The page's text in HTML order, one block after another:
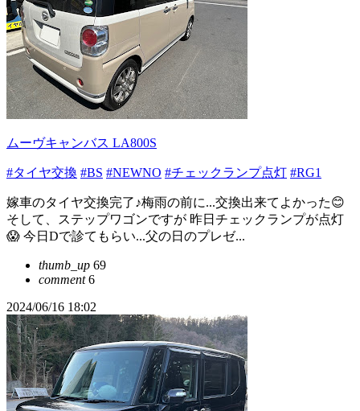
ムーヴキャンバス LA800S
#タイヤ交換 #BS #NEWNO #チェックランプ点灯 #RG1
嫁車のタイヤ交換完了♪梅雨の前に...交換出来てよかった😊
そして、ステップワゴンですが 昨日チェックランプが点灯
😱 今日Dで診てもらい...父の日のプレゼ...
thumb_up 69
comment6
2024/06/16 18:02